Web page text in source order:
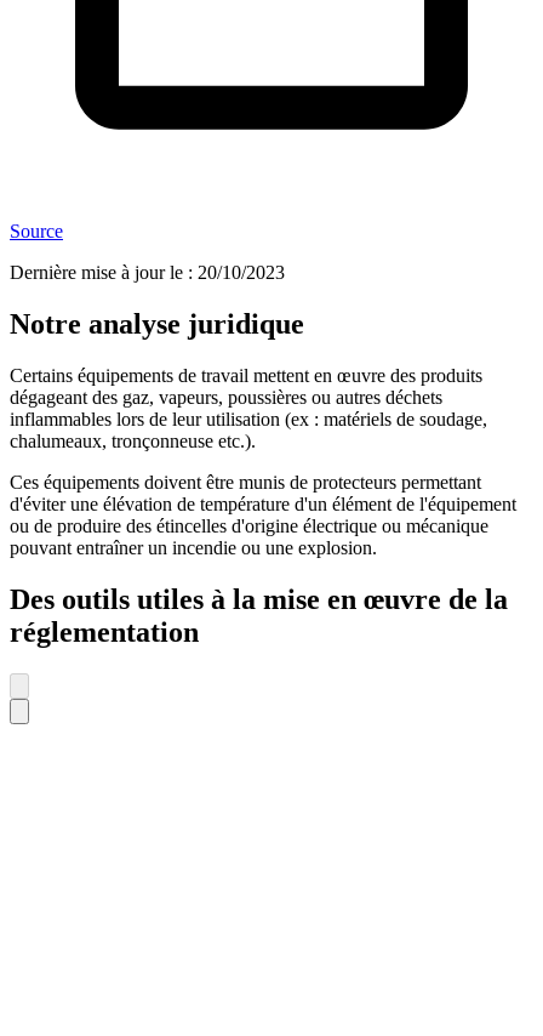
Source
Dernière mise à jour le : 20/10/2023
Notre analyse juridique
Certains équipements de travail mettent en œuvre des produits
dégageant des gaz, vapeurs, poussières ou autres déchets
inflammables lors de leur utilisation (ex : matériels de soudage,
chalumeaux, tronçonneuse etc.).
Ces équipements doivent être munis de protecteurs permettant
d'éviter une élévation de température d'un élément de l'équipement
ou de produire des étincelles d'origine électrique ou mécanique
pouvant entraîner un incendie ou une explosion.
Des outils utiles à la mise en œuvre de la
réglementation